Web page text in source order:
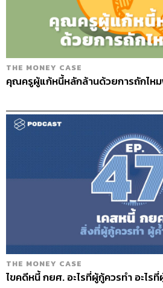
THE MONEY CASE
คุณครูผู้แก้หนี้หลักล้านด้วยการถักไห
THE MONEY CASE
ไขคดีหนี้ กยศ. อะไรที่ผู้กู้ควรทำ อะไร